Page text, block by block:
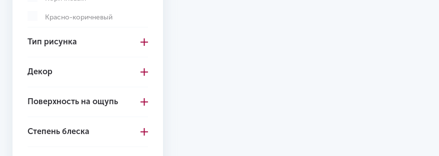
Красно-коричневый
Светло-коричневый
Серый
Тип рисунка
Декор
Поверхность на ощупь
Степень блеска